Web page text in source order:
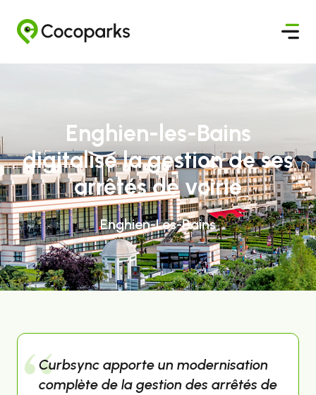
Enghien-les-Bains
digitalise la gestion de ses
arrêtés de voirie
Enghien-Les-Bains
Curbsync apporte un modernisation
complète de la gestion des arrêtés de